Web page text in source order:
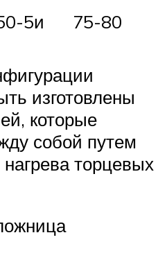
5и 75-80
изготовлены
которые
собой путем
нагрева торцевых